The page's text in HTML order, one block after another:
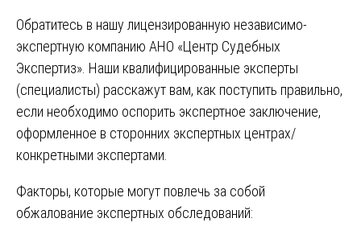
Обратитесь в нашу лицензированную независимо-
экспертную компанию АНО «Центр Судебных
Экспертиз». Наши квалифицированные эксперты
(специалисты) расскажут вам, как поступить правильно,
если необходимо оспорить экспертное заключение,
оформленное в сторонних экспертных центрах/
конкретными экспертами.
Факторы, которые могут повлечь за собой
обжалование экспертных обследований: